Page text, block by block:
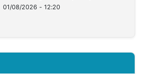
01/08/2026 - 12:20